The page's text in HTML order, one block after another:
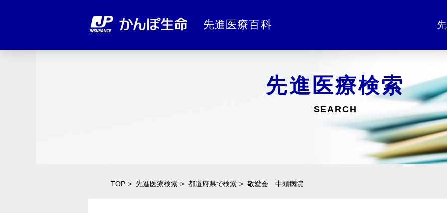
先進医療百科
先進医療検索
SEARCH
TOP 先進医療検索 都道府県で検索 敬愛会 中頭病院